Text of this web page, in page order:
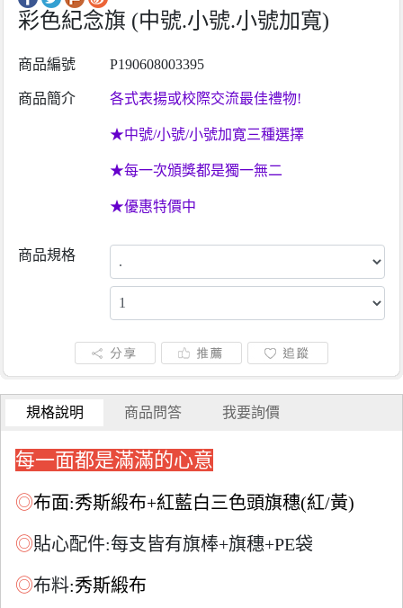
彩色紀念旗 (中號.小號.小號加寬)
商品編號 P190608003395
商品簡介 各式表揚或校際交流最佳禮物!
★中號/小號/小號加寛三種選擇
★每一次頒獎都是獨一無二
★優惠特價中
商品規格
規格說明 商品問答 我要詢價
每一面都是滿滿的心意
◎布面:秀斯緞布+紅藍白三色頭旗穗(紅/黃)
◎貼心配件:每支皆有旗棒+旗穗+PE袋
◎布料:秀斯緞布